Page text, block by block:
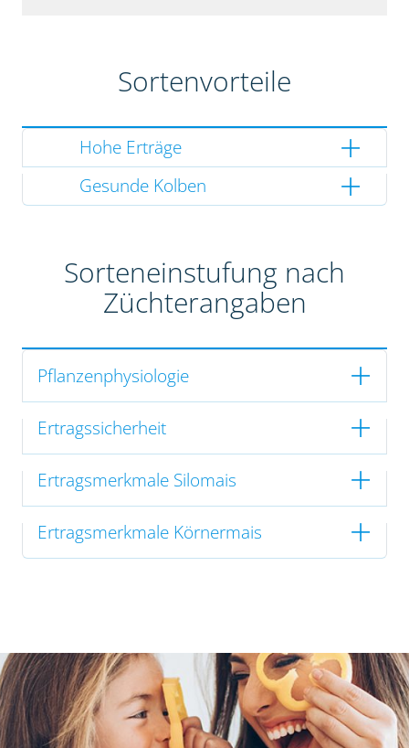
Sortenvorteile
Hohe Erträge
Gesunde Kolben
Sorteneinstufung nach
Züchterangaben
Pflanzenphysiologie
Ertragssicherheit
Ertragsmerkmale Silomais
Ertragsmerkmale Körnermais